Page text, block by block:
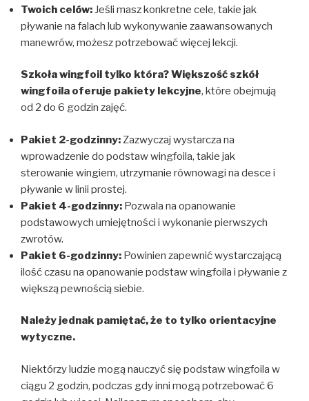
Twoich celów: Jeśli masz konkretne cele, takie jak
pływanie na falach lub wykonywanie zaawansowanych
manewrów, możesz potrzebować więcej lekcji.
Szkoła wingfoil tylko która? Większość szkół
wingfoila oferuje pakiety lekcyjne, które obejmują
od 2 do 6 godzin zajęć.
Pakiet 2-godzinny: Zazwyczaj wystarcza na
wprowadzenie do podstaw wingfoila, takie jak
sterowanie wingiem, utrzymanie równowagi na desce i
pływanie w linii prostej.
Pakiet 4-godzinny: Pozwala na opanowanie
podstawowych umiejętności i wykonanie pierwszych
zwrotów.
Pakiet 6-godzinny: Powinien zapewnić wystarczającą
ilość czasu na opanowanie podstaw wingfoila i pływanie z
większą pewnością siebie.
Należy jednak pamiętać, że to tylko orientacyjne
wytyczne.
Niektórzy ludzie mogą nauczyć się podstaw wingfoila w
ciągu 2 godzin, podczas gdy inni mogą potrzebować 6